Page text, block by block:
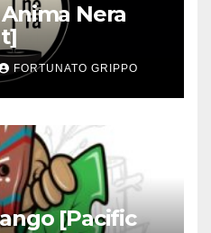
Nera
FORTUNATO GRIPPO
[Pacific